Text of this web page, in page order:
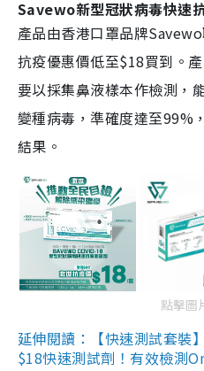
Savewo新型冠狀病毒快速
產品由香港口罩品牌
抗疫優惠價低至$18買到。
要以採集鼻液樣本作檢測
變種病毒，準確度達至99%
結果。
點擊圖
延伸閱讀：【快速測試套裝
$18快速測試劑！有效檢測